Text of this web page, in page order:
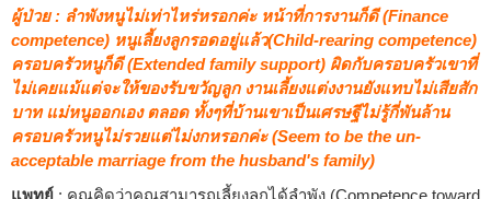
ผู้ป่วย : ลำพังหนูไม่เท่าไหร่หรอกค่ะ หน้าที่การงานก็ดี (Finance
competence) หนูเลี้ยงลูกรอดอยู่แล้ว(Child-rearing competence)
ครอบครัวหนูก็ดี (Extended family support) ผิดกับครอบครัวเขาที่
ไม่เคยแม้แต่จะให้ของรับขวัญลูก งานเลี้ยงแต่งงานยังแทบไม่เสียสัก
บาท แม่หนูออกเอง ตลอด ทั้งๆที่บ้านเขาเป็นเศรษฐีไม่รู้กี่พันล้าน
ครอบครัวหนูไม่รวยแต่ไม่งกหรอกค่ะ (Seem to be the un-
acceptable marriage from the husband's family)
แพทย์ : คุณคิดว่าคุณสามารถเลี้ยงลูกได้ลำพัง (Competence toward